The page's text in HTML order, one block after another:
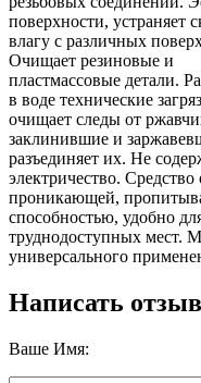
поверхности, устраняет
влагу с различных
Очищает резиновые и
пластмассовые детали.
в воде технические
очищает следы от
заклинившие и
разъединяет их. Не
электричество. Средство
проникающей,
способностью, удобно
труднодоступных мест.
универсального
Написать отзыв
Ваше Имя: